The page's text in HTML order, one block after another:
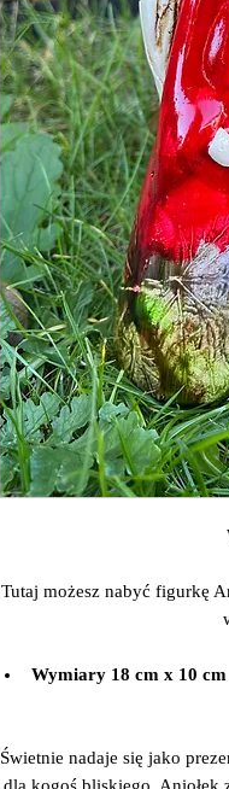
Tutaj możesz nabyć figurkę
Wymiary 18 cm x 10 cm
Świetnie nadaje się jako